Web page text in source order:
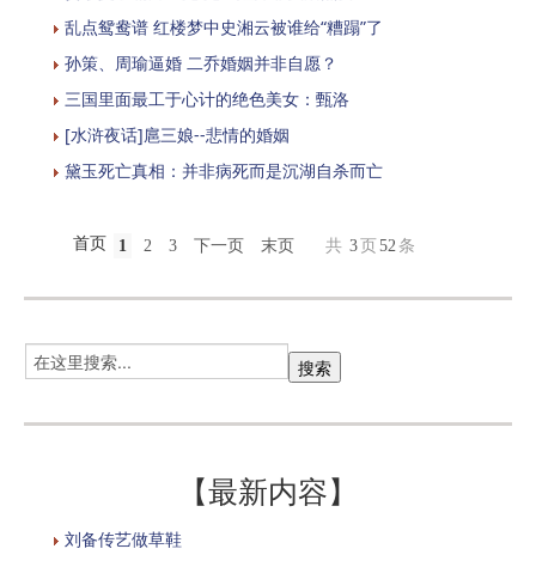
乱点鸳鸯谱 红楼梦中史湘云被谁给“糟蹋”了
孙策、周瑜逼婚 二乔婚姻并非自愿？
三国里面最工于心计的绝色美女：甄洛
[水浒夜话]扈三娘--悲情的婚姻
黛玉死亡真相：并非病死而是沉湖自杀而亡
首页 1 2 3 下一页 末页 共 3 页 52 条
【最新内容】
刘备传艺做草鞋